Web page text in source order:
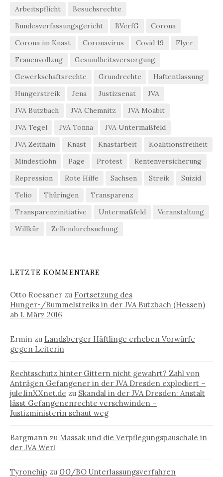
Arbeitspflicht
Besuchsrechte
Bundesverfassungsgericht
BVerfG
Corona
Corona im Knast
Coronavirus Covid 19
Flyer
Frauenvollzug
Gesundheitsversorgung
Gewerkschaftsrechte
Grundrechte
Haftentlassung
Hungerstreik
Jena Justizsenat
JVA
JVA Butzbach
JVA Chemnitz
JVA Moabit
JVA Tegel
JVA Tonna
JVA Untermaßfeld
JVA Zeithain
Knast Knastarbeit
Koalitionsfreiheit
Mindestlohn
Page Protest
Rentenversicherung
Repression
Rote Hilfe Sachsen Streik
Suizid
Telio
Thüringen
Transparenz
Transparenzinitiative
Untermaßfeld
Veranstaltung
Willkür
Zellendurchsuchung
LETZTE KOMMENTARE
Otto Roessner zu Fortsetzung des
Hunger-/Bummelstreiks in der JVA Butzbach (Hessen)
ab 1. März 2016
Ermin zu Landsberger Häftlinge erheben Vorwürfe
gegen Leiterin
Rechtsschutz hinter Gittern nicht gewahrt? Zahl von
Anträgen Gefangener in der JVA Dresden explodiert –
jule.linXXnet.de zu Skandal in der JVA Dresden: Anstalt
lässt Gefangenenrechte verschwinden –
Justizministerin schaut weg
Bargmann zu Massak und die Verpflegungspauschale in
der JVA Werl
Tyronehip zu GG/BO Unterlassungsverfahren